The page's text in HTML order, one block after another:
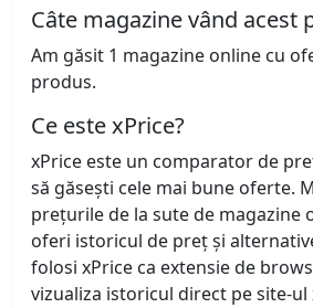
Câte magazine vând acest
Am găsit 1 magazine online cu
produs.
Ce este xPrice?
xPrice este un comparator de
să găsești cele mai bune oferte.
prețurile de la sute de magazine
oferi istoricul de preț și
folosi xPrice ca extensie de
vizualiza istoricul direct pe site-ul